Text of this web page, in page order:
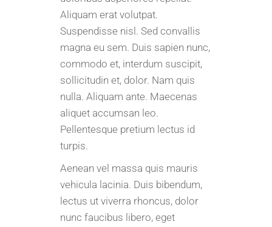
Aliquam erat volutpat.
Suspendisse nisl. Sed convallis
magna eu sem. Duis sapien nunc,
commodo et, interdum suscipit,
sollicitudin et, dolor. Nam quis
nulla. Aliquam ante. Maecenas
aliquet accumsan leo.
Pellentesque pretium lectus id
turpis.
Aenean vel massa quis mauris
vehicula lacinia. Duis bibendum,
lectus ut viverra rhoncus, dolor
nunc faucibus libero, eget